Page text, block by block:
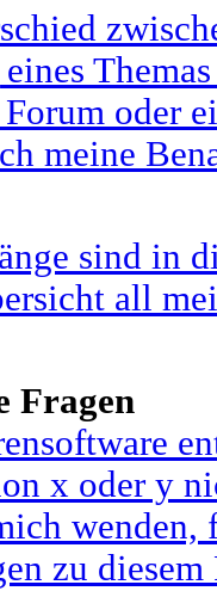
oder
meine
sind in
all
Fragen
x oder y
wenden,
zu